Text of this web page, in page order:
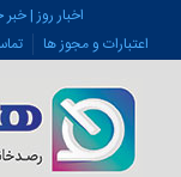
اخبار روز |
اعتبارات و مجوز ها